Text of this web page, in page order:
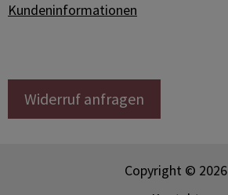
Kundeninformationen
Widerruf anfragen
Copyright © 2026